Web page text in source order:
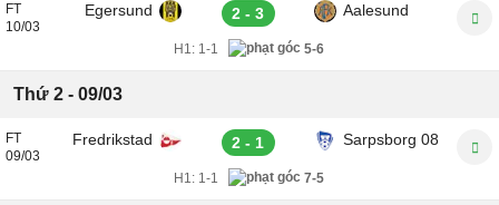
FT
10/03
Egersund 2 - 3 Aalesund
H1:1-1 5-6
Thứ 2 - 09/03
FT
09/03
Fredrikstad 2 - 1 Sarpsborg 08
H1:1-1 7-5